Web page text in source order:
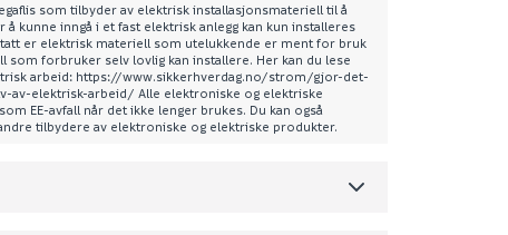
som tilbyder av elektrisk installasjonsmateriell til å
kunne inngå i et fast elektrisk anlegg kan kun installeres
er elektrisk materiell som utelukkende er ment for bruk
forbruker selv lovlig kan installere. Her kan du lese
arbeid: https://www.sikkerhverdag.no/strom/gjor-det-
av-elektrisk-arbeid/ Alle elektroniske og elektriske
EE-avfall når det ikke lenger brukes. Du kan også
tilbydere av elektroniske og elektriske produkter.
6901793
(dm3 per salgsforpakning)